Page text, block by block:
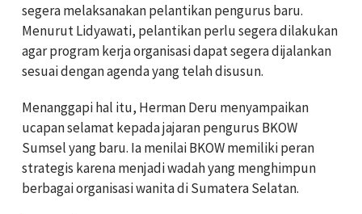
segera melaksanakan pelantikan pengurus baru.
Menurut Lidyawati, pelantikan perlu segera dilakukan
agar program kerja organisasi dapat segera dijalankan
sesuai dengan agenda yang telah disusun.
Menanggapi hal itu, Herman Deru menyampaikan
ucapan selamat kepada jajaran pengurus BKOW
Sumsel yang baru. Ia menilai BKOW memiliki peran
strategis karena menjadi wadah yang menghimpun
berbagai organisasi wanita di Sumatera Selatan.